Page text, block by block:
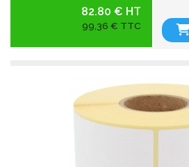
82.80 € HT
99,36 € TTC